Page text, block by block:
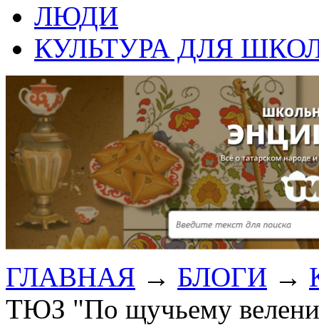
ЛЮДИ
КУЛЬТУРА ДЛЯ
ГЛАВНАЯ → БЛОГИ →
ТЮЗ "По щучьему